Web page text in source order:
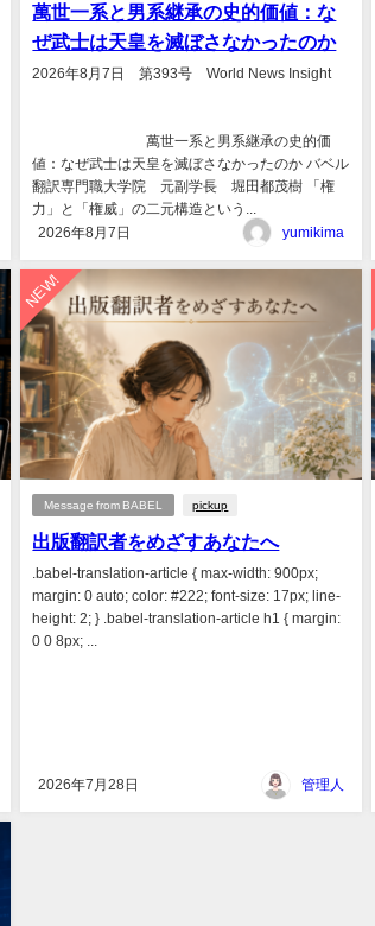
萬世一系と男系継承の史的価値：な
ぜ武士は天皇を滅ぼさなかったのか
2026年8月7日 第393号 World News Insight
萬世一系と男系継承の史的価
値：なぜ武士は天皇を滅ぼさなかったのか バベル
翻訳専門職大学院 元副学長 堀田都茂樹 「権
力」と「権威」の二元構造という...
2026年8月7日
yumikima
NEW!
Message from BABEL pickup
出版翻訳者をめざすあなたへ
.babel-translation-article { max-width: 900px;
margin: 0 auto; color: #222; font-size: 17px; line-
height: 2; } .babel-translation-article h1 { margin:
0 0 8px; ...
2026年7月28日 管理人